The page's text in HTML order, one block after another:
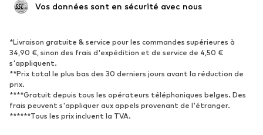
Nouveautés
Tendance
Baskets
Bottines
Escarpins et talons hauts
Bottes
Sandales
Chaussures basses
Chaussures de sport
Ballerines
Vos données sont en sécurité avec nous
*Livraison gratuite & service pour les commandes supérieures à
34,90 €, sinon des frais d'expédition et de service de 4,50 €
s'appliquent.
**Prix total le plus bas des 30 derniers jours avant la réduction de
prix.
****Gratuit depuis tous les opérateurs téléphoniques belges. Des
frais peuvent s'appliquer aux appels provenant de l'étranger.
******Tous les prix incluent la TVA.